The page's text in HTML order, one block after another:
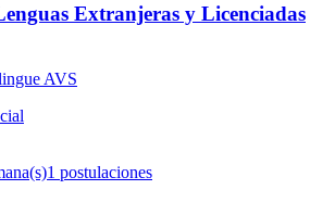
Extranjeras y Licenciadas
AVS
1 postulaciones